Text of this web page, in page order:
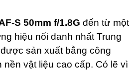
S 50mm f/1.8G đến từ một
hiệu nổi danh nhất Trung
sản xuất bằng công
nền vật liệu cao cấp. Có lẽ vì